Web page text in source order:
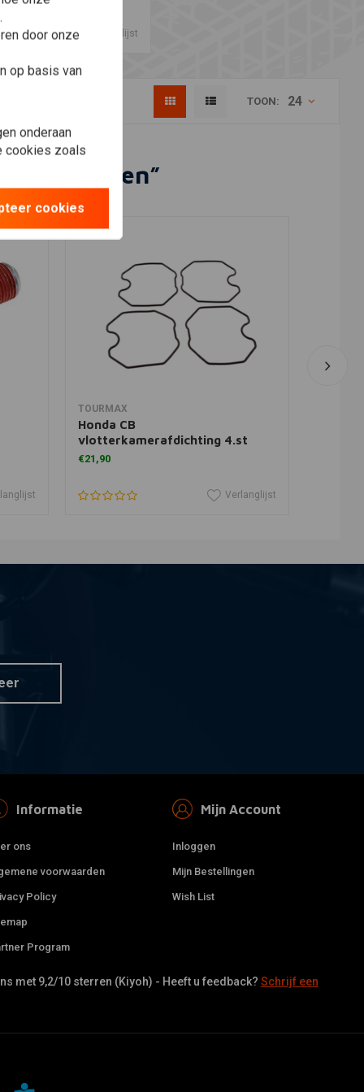
Verlanglijst
TOON: 24
TOURMAX
Honda CB
vlotterkamerafdichting 4.st
€21,90
Verlanglijst
Informatie
ons
voorwaarden
Policy
Program
Mijn Account
Inloggen
Mijn Bestellingen
Wish List
met 9,2/10 sterren (Kiyoh) - Heeft u feedback? Schrijf een
door onze
op basis van
onderaan
cookies zoals
cookies